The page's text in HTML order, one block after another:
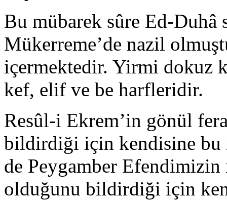
Bu mübarek sûre Ed-Duhâ
Mükerreme’de nazil
içermektedir. Yirmi dokuz
kef, elif ve be harfleridir.
Resûl-i Ekrem’in gönül
bildirdiği için kendisine
de Peygamber
olduğunu bildirdiği için